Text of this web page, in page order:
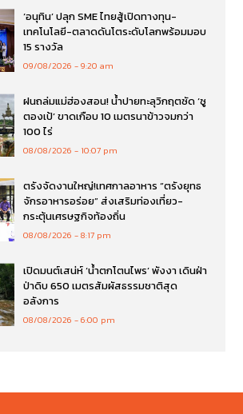
‘อนุทิน’ ปลุก SME ไทยสู้เปิดทางทุน-
เทคโนโลยี-ตลาดดันโตระดับโลกพร้อมมอบ
15 รางวัล
09/08/2026 9:20 am
ฝนถล่มแม่ฮ่องสอน! น้ำปายทะลุวิกฤตซัด ‘ซู
ตองเป้’ ขาดเกือบ 10 เมตรนาข้าวจมกว่า
100 ไร่
08/08/2026 10:07 pm
ตรังจัดงานใหญ่!เทศกาลอาหาร “ตรังยุทธ
จักรอาหารอร่อย” ส่งเสริมท่องเที่ยว-
กระตุ้นเศรษฐกิจท้องถิ่น
08/08/2026 8:17 pm
เปิดมนต์เสน่ห์ ‘น้ำตกโตนไพร’ พังงา เดินฝ่า
ป่าดิบ 650 เมตรสัมผัสธรรมชาติสุด
อลังการ
08/08/2026 6:00 pm